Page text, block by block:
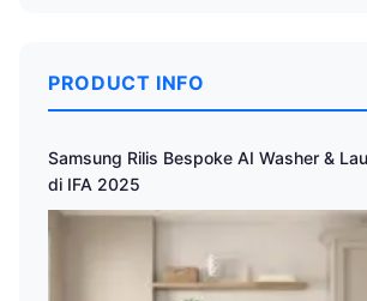
PRODUCT INFO
Samsung Rilis Bespoke AI Washer &
di IFA 2025